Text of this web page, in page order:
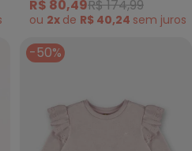
R$ 80,49R$ 174,99
ou 2x de R$ 40,24 sem juros
-50%